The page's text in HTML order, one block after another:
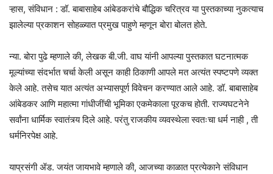
ऱ्हास, संविधान : डॉ. बाबासाहेब आंबेडकरांचे बौद्धिक चरित्रव या पुस्तकाच्या नुकत्याच
झालेल्या प्रकाशन सोहळ्यात प्रमुख पाहुणे म्हणून बोरा बोलत होते.
न्या. बोरा पुढे म्हणाले की, लेखक बी.जी. वाघ यांनी आपल्या पुस्तकात घटनात्मक
मूल्यांच्या संदर्भात चर्चा केली असून काही ठिकाणी आपले मत अत्यंत स्पष्टपणे व्यक्त
केले आहे. तसेच यात अत्यंत अभ्यासपूर्ण विवेचन करण्यात आले आहे. डॉ. बाबासाहेब
आंबेडकर आणि महात्मा गांधीजींची भूमिका एकमेकाला पूरकच होती. राज्यघटनेने
सर्वांना धार्मिक स्वातंत्र्य दिले आहे. परंतु राजकीय व्यवस्थेला स्वतःचा धर्म नाही , ती
धर्मनिरपेक्ष आहे.
याप्रसंगी ॲड. जयंत जायभावे म्हणाले की, आजच्या काळात प्रत्येकाने संविधान